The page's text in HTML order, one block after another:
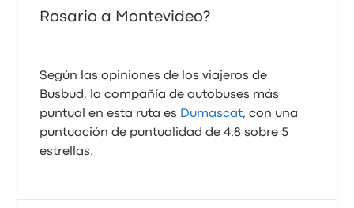
Rosario a Montevideo?
Según las opiniones de los viajeros de
Busbud, la compañía de autobuses más
puntual en esta ruta es Dumascat, con una
puntuación de puntualidad de 4.8 sobre 5
estrellas.